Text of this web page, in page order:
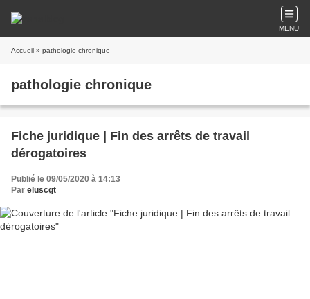
MENU
Accueil » pathologie chronique
pathologie chronique
Fiche juridique | Fin des arrêts de travail
dérogatoires
Publié le 09/05/2020 à 14:13
Par eluscgt